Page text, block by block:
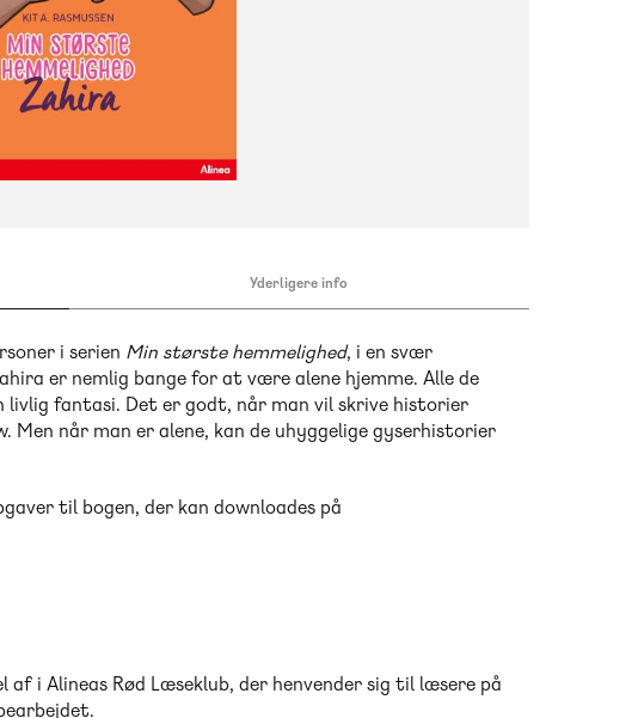
Yderligere info
i serien Min største hemmelighed, i en svær
er nemlig bange for at være alene hjemme. Alle de
livlig fantasi. Det er godt, når man vil skrive historier
når man er alene, kan de uhyggelige gyserhistorier
til bogen, der kan downloades på
af i Alineas Rød Læseklub, der henvender sig til læsere på